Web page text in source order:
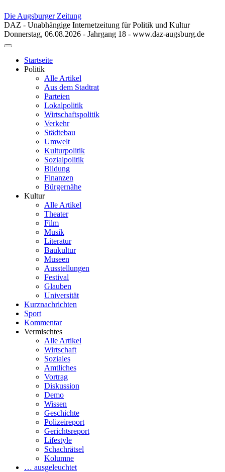
Die Augsburger Zeitung
DAZ - Unabhängige Internetzeitung für Politik und Kultur
Donnerstag, 06.08.2026 - Jahrgang 18 - www.daz-augsburg.de
Toggle
navigationStartseite
Politik
Alle Artikel
Aus dem Stadtrat
Parteien
Lokalpolitik
Wirtschaftspolitik
Verkehr
Städtebau
Umwelt
Kulturpolitik
Sozialpolitik
Bildung
Finanzen
Bürgernähe
Kultur
Alle Artikel
Theater
Film
Musik
Literatur
Baukultur
Museen
Ausstellungen
Festival
Glauben
Universität
Kurznachrichten
Sport
Kommentar
Vermischtes
Alle Artikel
Wirtschaft
Soziales
Amtliches
Vortrag
Diskussion
Demo
Wissen
Geschichte
Polizeireport
Gerichtsreport
Lifestyle
Schachrätsel
Kolumne
… ausgeleuchtet